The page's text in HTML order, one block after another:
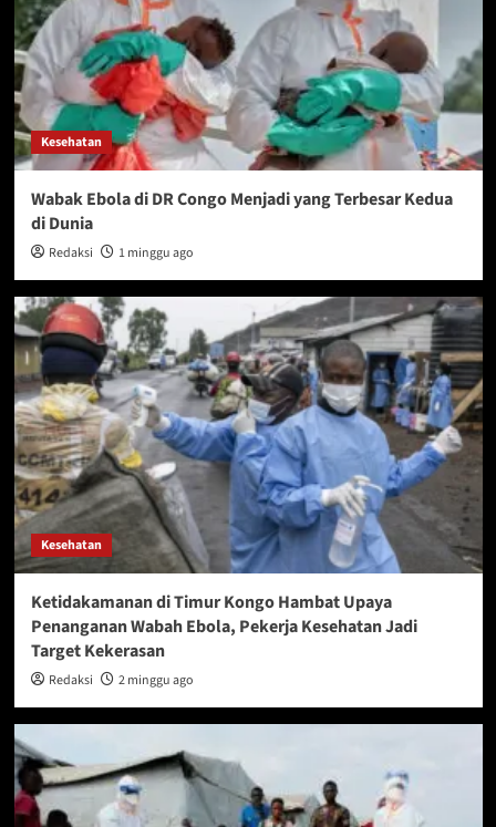
Kesehatan
Wabak Ebola di DR Congo Menjadi yang Terbesar Kedua
di Dunia
Redaksi 1 minggu ago
Kesehatan
Ketidakamanan di Timur Kongo Hambat Upaya
Penanganan Wabah Ebola, Pekerja Kesehatan Jadi
Target Kekerasan
Redaksi 2 minggu ago